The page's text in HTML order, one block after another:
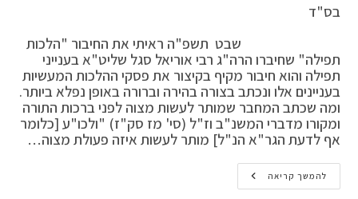
בס"ד
שבט תשפ"ה ראיתי את החיבור "הלכות
תפילה" שחיברו הרה"ג רבי אוריאל סגל שליט"א בענייני
תפילה והוא חיבור מקיף בקיצור את פסקי ההלכות המעשיות
בעניינים אלו ונכתב בצורה בהירה וברורה באופן נפלא ביותר.
ומה שכתב המחבר שמותר לעשות מצוה לפני ברכות התורה
ומקורו מדברי המשנ"ב וז"ל (סי' מז סק"ז) "ולכו"ע [כלומר
אף לדעת הגר"א הנ"ל] מותר לעשות איזה פעולת מצוה…
להמשך קריאה לימוד
קודם